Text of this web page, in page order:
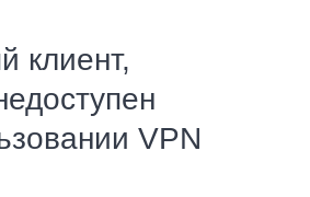
клиент,
VPN